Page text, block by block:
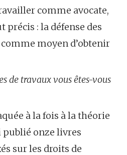
comme avocate,
précis : la défense des
moyen d’obtenir
de travaux vous êtes-vous
à la fois à la théorie
publié onze livres
sur les droits de